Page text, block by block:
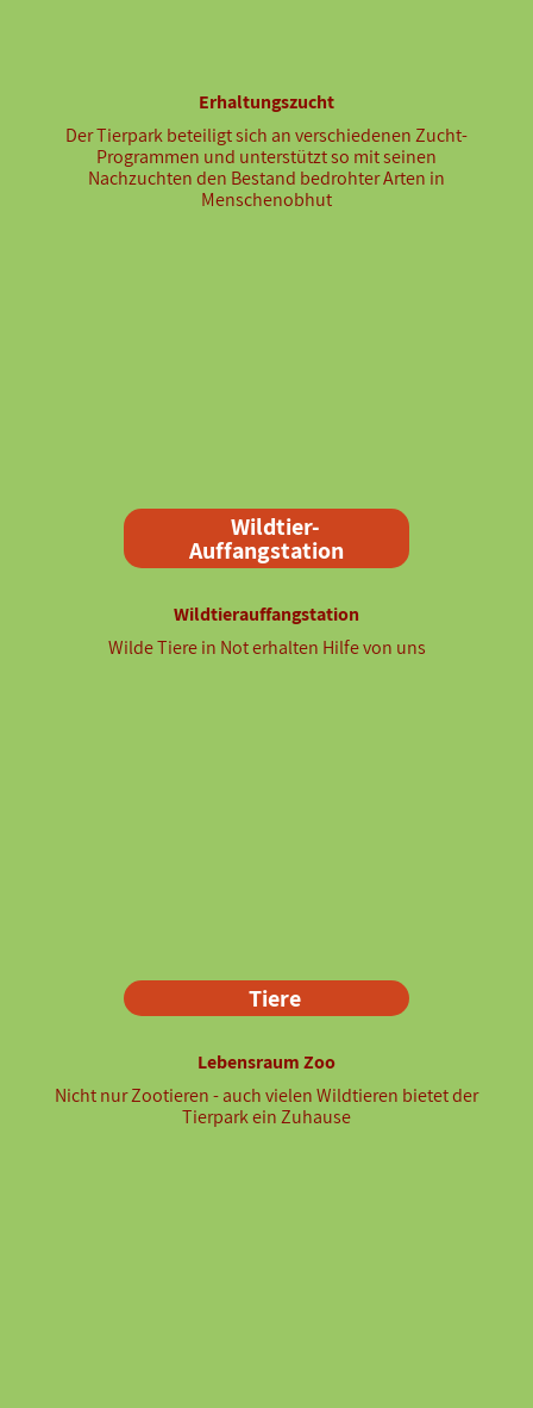
Erhaltungszucht
Der Tierpark beteiligt sich an verschiedenen Zucht-
Programmen und unterstützt so mit seinen
Nachzuchten den Bestand bedrohter Arten in
Menschenobhut
Wildtier-
Auffangstation
Wildtierauffangstation
Wilde Tiere in Not erhalten Hilfe von uns
Tiere
Lebensraum Zoo
Nicht nur Zootieren - auch vielen Wildtieren bietet der
Tierpark ein Zuhause